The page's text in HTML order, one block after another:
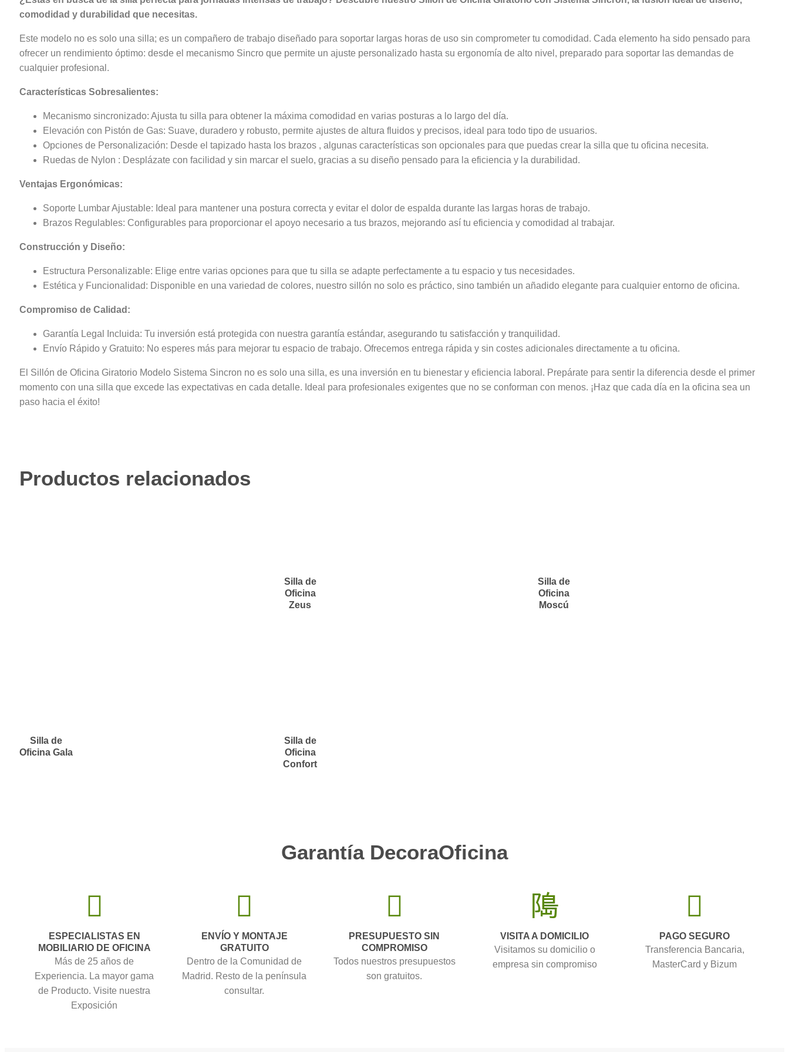
comodidad y durabilidad que necesitas.
Este modelo no es solo una silla; es un compañero de trabajo diseñado para soportar largas horas de uso sin comprometer tu comodidad. Cada elemento ha sido pensado para
ofrecer un rendimiento óptimo: desde el mecanismo Sincro que permite un ajuste personalizado hasta su ergonomía de alto nivel, preparado para soportar las demandas de
cualquier profesional.
Características Sobresalientes:
Mecanismo sincronizado: Ajusta tu silla para obtener la máxima comodidad en varias posturas a lo largo del día.
Elevación con Pistón de Gas: Suave, duradero y robusto, permite ajustes de altura fluidos y precisos, ideal para todo tipo de usuarios.
Opciones de Personalización: Desde el tapizado hasta los brazos , algunas características son opcionales para que puedas crear la silla que tu oficina necesita.
Ruedas de Nylon : Desplázate con facilidad y sin marcar el suelo, gracias a su diseño pensado para la eficiencia y la durabilidad.
Ventajas Ergonómicas:
Soporte Lumbar Ajustable: Ideal para mantener una postura correcta y evitar el dolor de espalda durante las largas horas de trabajo.
Brazos Regulables: Configurables para proporcionar el apoyo necesario a tus brazos, mejorando así tu eficiencia y comodidad al trabajar.
Construcción y Diseño:
Estructura Personalizable: Elige entre varias opciones para que tu silla se adapte perfectamente a tu espacio y tus necesidades.
Estética y Funcionalidad: Disponible en una variedad de colores, nuestro sillón no solo es práctico, sino también un añadido elegante para cualquier entorno de oficina.
Compromiso de Calidad:
Garantía Legal Incluida: Tu inversión está protegida con nuestra garantía estándar, asegurando tu satisfacción y tranquilidad.
Envío Rápido y Gratuito: No esperes más para mejorar tu espacio de trabajo. Ofrecemos entrega rápida y sin costes adicionales directamente a tu oficina.
El Sillón de Oficina Giratorio Modelo Sistema Sincron no es solo una silla, es una inversión en tu bienestar y eficiencia laboral. Prepárate para sentir la diferencia desde el primer
momento con una silla que excede las expectativas en cada detalle. Ideal para profesionales exigentes que no se conforman con menos. ¡Haz que cada día en la oficina sea un
paso hacia el éxito!
Productos relacionados
Silla de
Oficina
Zeus
Silla de
Oficina
Moscú
Silla de
Oficina Gala
Silla de
Oficina
Confort
Garantía DecoraOficina
ESPECIALISTAS EN
MOBILIARIO DE OFICINA
Más de 25 años de
Experiencia. La mayor gama
de Producto. Visite nuestra
Exposición
ENVÍO Y MONTAJE
GRATUITO
Dentro de la Comunidad de
Madrid. Resto de la península
consultar.
PRESUPUESTO SIN
COMPROMISO
Todos nuestros presupuestos
son gratuitos.
VISITA A DOMICILIO
Visitamos su domicilio o
empresa sin compromiso
PAGO SEGURO
Transferencia Bancaria,
MasterCard y Bizum